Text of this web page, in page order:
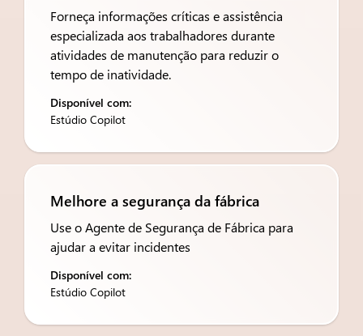
Forneça informações críticas e assistência
especializada aos trabalhadores durante
atividades de manutenção para reduzir o
tempo de inatividade.
Disponível com:
Estúdio Copilot
Melhore a segurança da fábrica
Use o Agente de Segurança de Fábrica para
ajudar a evitar incidentes
Disponível com:
Estúdio Copilot